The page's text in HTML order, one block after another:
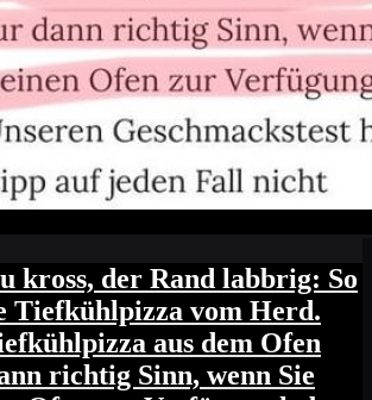
kross, der Rand labbrig: So
Tiefkühlpizza vom Herd.
aus dem Ofen
richtig Sinn, wenn Sie